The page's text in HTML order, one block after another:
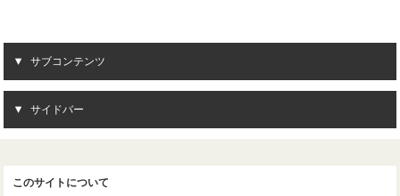
サブコンテンツ
サイドバー
このサイトについて